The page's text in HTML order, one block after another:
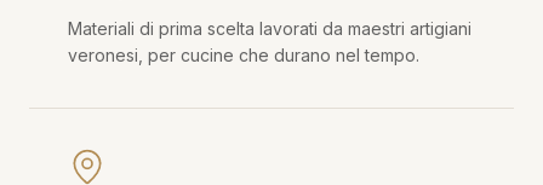
Materiali di prima scelta lavorati da maestri artigiani
veronesi, per cucine che durano nel tempo.